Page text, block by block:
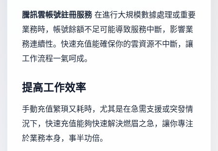
騰訊雲帳號註冊服務在進行大規模數據處理或重要
業務時，帳號餘額不足可能導致服務中斷，影響業
務連續性。快速充值能確保你的雲資源不中斷，讓
工作流程一氣呵成。
提高工作效率
手動充值繁瑣又耗時，尤其是在急需支援或突發情
況下，快速充值能夠快速解決燃眉之急，讓你專注
於業務本身，事半功倍。